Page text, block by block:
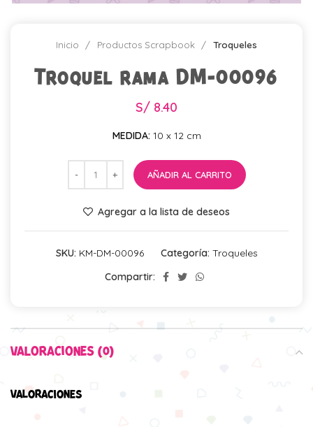
Inicio Productos Scrapbook Troqueles
Troquel rama DM-00096
S/ 8.40
MEDIDA: 10 x 12 cm
AÑADIR AL CARRITO
Agregar a la lista de deseos
SKU: KM-DM-00096 Categoría: Troqueles
Compartir:
VALORACIONES (0)
VALORACIONES